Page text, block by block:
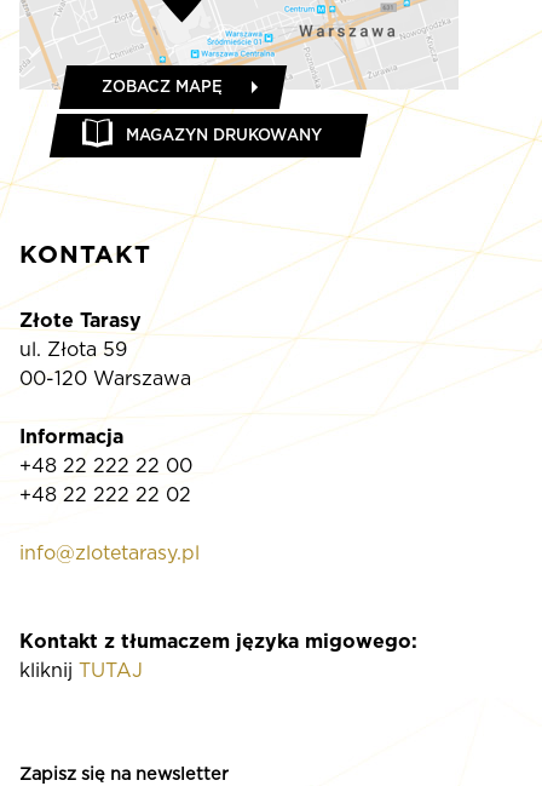
KONTAKT
Złote Tarasy
ul. Złota 59
00-120 Warszawa
Informacja
+48 22 222 22 00
+48 22 222 22 02
info@zlotetarasy.pl
Kontakt z tłumaczem języka migowego:
kliknij TUTAJ
Zapisz się na newsletter
ZOBACZ MAPĘ
MAGAZYN DRUKOWANY